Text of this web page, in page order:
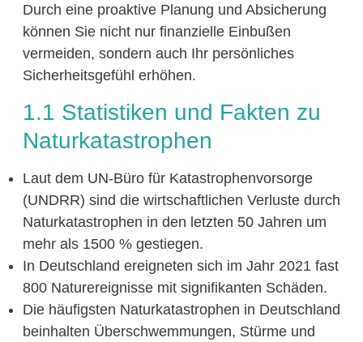
Durch eine proaktive Planung und Absicherung
können Sie nicht nur finanzielle Einbußen
vermeiden, sondern auch Ihr persönliches
Sicherheitsgefühl erhöhen.
1.1 Statistiken und Fakten zu
Naturkatastrophen
Laut dem UN-Büro für Katastrophenvorsorge
(UNDRR) sind die wirtschaftlichen Verluste durch
Naturkatastrophen in den letzten 50 Jahren um
mehr als 1500 % gestiegen.
In Deutschland ereigneten sich im Jahr 2021 fast
800 Naturereignisse mit signifikanten Schäden.
Die häufigsten Naturkatastrophen in Deutschland
beinhalten Überschwemmungen, Stürme und